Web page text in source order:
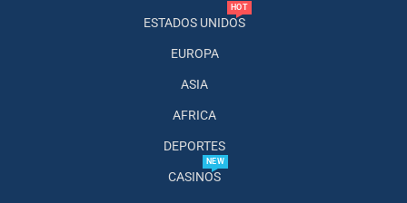
ESTADOS UNIDOS
HOT
EUROPA
ASIA
AFRICA
DEPORTES
CASINOS
NEW